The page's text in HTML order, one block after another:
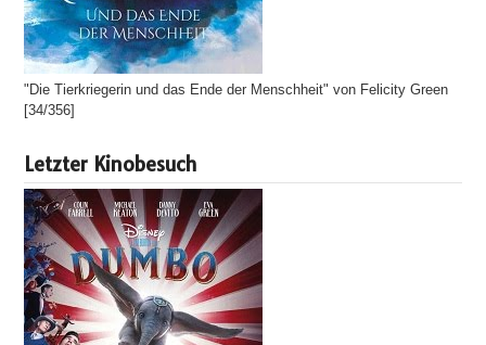
"Die Tierkriegerin und das Ende der Menschheit" von Felicity Green
[34/356]
Letzter Kinobesuch